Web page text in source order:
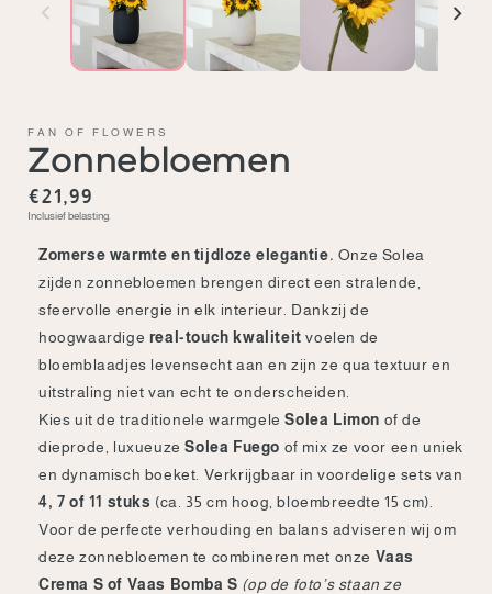
FAN OF FLOWERS
Zonnebloemen
Normale
prijs
€21,99
Inclusief belasting.
Zomerse warmte en tijdloze elegantie. Onze Solea
zijden zonnebloemen brengen direct een stralende,
sfeervolle energie in elk interieur. Dankzij de
hoogwaardige real-touch kwaliteit voelen de
bloemblaadjes levensecht aan en zijn ze qua textuur en
uitstraling niet van echt te onderscheiden.
Kies uit de traditionele warmgeleSolea Limon of de
dieprode, luxueuzeSolea Fuego of mix ze voor een uniek
en dynamisch boeket. Verkrijgbaar in voordelige sets van
4, 7 of 11 stuks (ca. 35 cm hoog, bloembreedte 15 cm).
Voor de perfecte verhouding en balans adviseren wij om
deze zonnebloemen te combineren met onze Vaas
Crema S of Vaas Bomba S (op de foto’s staan ze